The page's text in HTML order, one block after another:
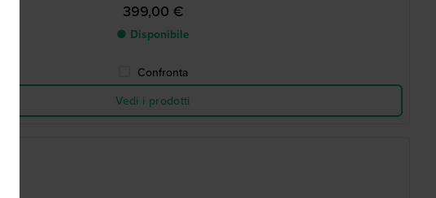
399,00 €
● Disponibile
Confronta
Vedi i prodotti